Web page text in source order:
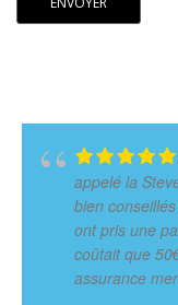
appelé la
bien
ont pris une
coûtait que
assurance